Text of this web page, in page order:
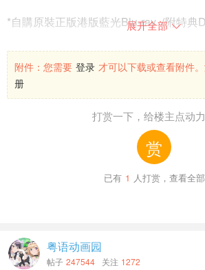
*自購原裝正版港版藍光Blu-ray (附特典
流媒體 版配音為2024年6月於Disney+上
粵語配音方面，有ATV配
部分其他角色配音員回歸聲演：
版) / 杜景煜（ 流媒體版
彩子- - 譚淑嫻
展开全部 
附件： 您需要 登录 才可以下载或查看附件
册
打赏一下，给楼主点动
赏
已有 1 人打赏，查看全部
粤语动画园
帖子 247544 关注 1272